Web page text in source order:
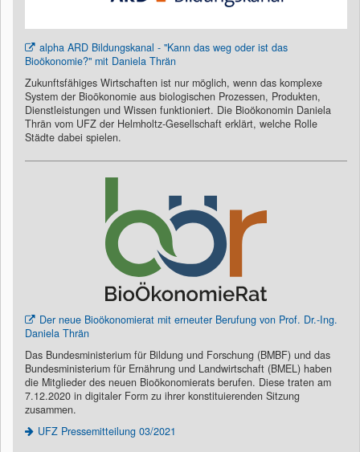
alpha ARD Bildungskanal - "Kann das weg oder ist das
Bioökonomie?" mit Daniela Thrän
Zukunftsfähiges Wirtschaften ist nur möglich, wenn das komplexe
System der Bioökonomie aus biologischen Prozessen, Produkten,
Dienstleistungen und Wissen funktioniert. Die Bioökonomin Daniela
Thrän vom UFZ der Helmholtz-Gesellschaft erklärt, welche Rolle
Städte dabei spielen.
Der neue Bioökonomierat mit erneuter Berufung von Prof. Dr.-Ing.
Daniela Thrän
Das Bundesministerium für Bildung und Forschung (BMBF) und das
Bundesministerium für Ernährung und Landwirtschaft (BMEL) haben
die Mitglieder des neuen Bioökonomierats berufen. Diese traten am
7.12.2020 in digitaler Form zu ihrer konstituierenden Sitzung
zusammen.
UFZ Pressemitteilung 03/2021